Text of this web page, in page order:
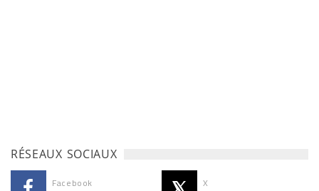
RÉSEAUX SOCIAUX
Facebook X